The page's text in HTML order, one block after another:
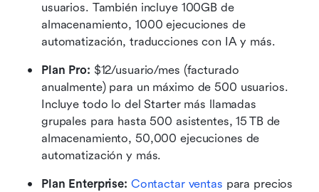
usuarios. También incluye 100GB de
almacenamiento, 1000 ejecuciones de
automatización, traducciones con IA y más.
Plan Pro: $12/usuario/mes (facturado
anualmente) para un máximo de 500 usuarios.
Incluye todo lo del Starter más llamadas
grupales para hasta 500 asistentes, 15 TB de
almacenamiento, 50,000 ejecuciones de
automatización y más.
Plan Enterprise: Contactar ventas para precios